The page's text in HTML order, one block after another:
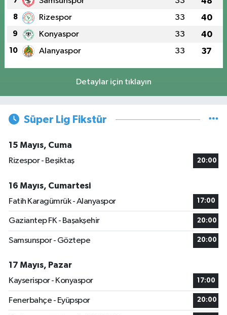
8 Rizespor 33 40
9 Konyaspor 33 40
10 Alanyaspor 33 37
Detaylar için tıklayın
Süper Lig Fikstür
15 Mayıs, Cuma
Rizespor - Beşiktaş
20:00
16 Mayıs, Cumartesi
Fatih Karagümrük - Alanyaspor
17:00
Gaziantep FK - Başakşehir 20:00
Samsunspor - Göztepe 20:00
17 Mayıs, Pazar
Kayserispor - Konyaspor
17:00
Fenerbahçe - Eyüpspor 20:00